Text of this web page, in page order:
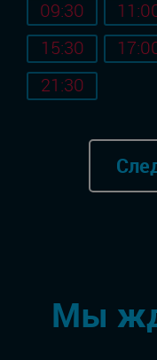
09:30
15:30
21:30
Мы